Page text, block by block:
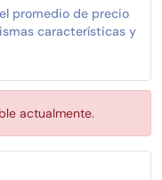
promedio de precio
características y
actualmente.